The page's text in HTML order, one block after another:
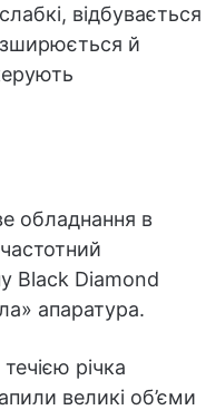
відбувається
й
обладнання в
Black Diamond
апаратура.
річка
великі об’єми